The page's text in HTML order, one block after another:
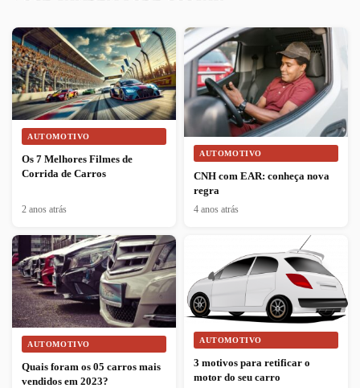
AUTOMOTIVO
Os 7 Melhores Filmes de
Corrida de Carros
2 anos atrás
AUTOMOTIVO
CNH com EAR: conheça nova
regra
4 anos atrás
AUTOMOTIVO
Quais foram os 05 carros mais
vendidos em 2023?
AUTOMOTIVO
3 motivos para retificar o
motor do seu carro